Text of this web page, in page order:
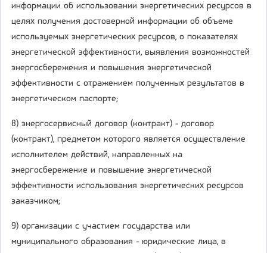
информации об использовании энергетических ресурсов в
целях получения достоверной информации об объеме
используемых энергетических ресурсов, о показателях
энергетической эффективности, выявления возможностей
энергосбережения и повышения энергетической
эффективности с отражением полученных результатов в
энергетическом паспорте;
8) энергосервисный договор (контракт) - договор
(контракт), предметом которого является осуществление
исполнителем действий, направленных на
энергосбережение и повышение энергетической
эффективности использования энергетических ресурсов
заказчиком;
9) организации с участием государства или
муниципального образования - юридические лица, в